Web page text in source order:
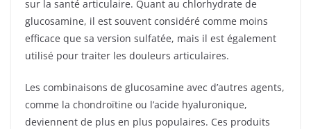
sur la santé articulaire. Quant au chlorhydrate de
glucosamine, il est souvent considéré comme moins
efficace que sa version sulfatée, mais il est également
utilisé pour traiter les douleurs articulaires.
Les combinaisons de glucosamine avec d’autres agents,
comme la chondroïtine ou l’acide hyaluronique,
deviennent de plus en plus populaires. Ces produits